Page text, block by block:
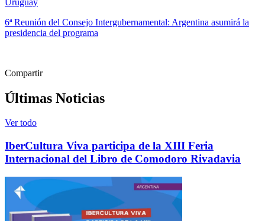
6ª Reunión del Consejo Intergubernamental: Argentina asumirá la
presidencia del programa
Compartir
Últimas Noticias
Ver todo
IberCultura Viva participa de la XIII Feria
Internacional del Libro de Comodoro Rivadavia